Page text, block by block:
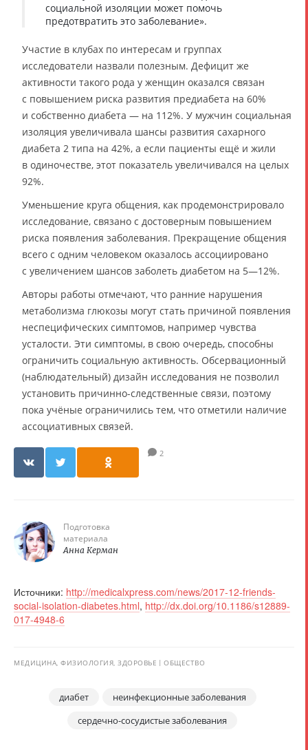
социальной изоляции может помочь
предотвратить это заболевание».
Участие в клубах по интересам и группах
исследователи назвали полезным. Дефицит же
активности такого рода у женщин оказался связан
с повышением риска развития предиабета на 60%
и собственно диабета — на 112%. У мужчин социальная
изоляция увеличивала шансы развития сахарного
диабета 2 типа на 42%, а если пациенты ещё и жили
в одиночестве, этот показатель увеличивался на целых
92%.
Уменьшение круга общения, как продемонстрировало
исследование, связано с достоверным повышением
риска появления заболевания. Прекращение общения
всего с одним человеком оказалось ассоциировано
с увеличением шансов заболеть диабетом на 5—12%.
Авторы работы отмечают, что ранние нарушения
метаболизма глюкозы могут стать причиной появления
неспецифических симптомов, например чувства
усталости. Эти симптомы, в свою очередь, способны
ограничить социальную активность. Обсервационный
(наблюдательный) дизайн исследования не позволил
установить причинно-следственные связи, поэтому
пока учёные ограничились тем, что отметили наличие
ассоциативных связей.
2
Подготовка
материала
Анна Керман
Источники: http://medicalxpress.com/news/2017-12-friends-
social-isolation-diabetes.html, http://dx.doi.org/10.1186/s12889-
017-4948-6
МЕДИЦИНА, ФИЗИОЛОГИЯ, ЗДОРОВЬЕ ОБЩЕСТВО
диабет
неинфекционные заболевания
сердечно-сосудистые заболевания